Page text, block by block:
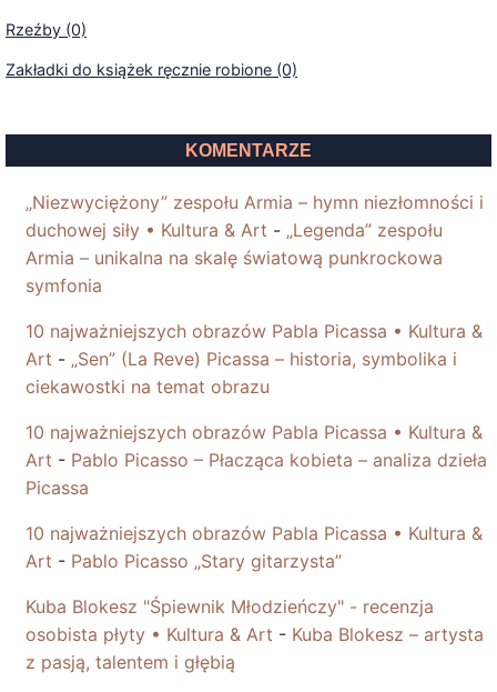
Rzeźby (0)
Zakładki do książek ręcznie robione (0)
KOMENTARZE
„Niezwyciężony” zespołu Armia – hymn niezłomności i
duchowej siły • Kultura & Art - „Legenda” zespołu
Armia – unikalna na skalę światową punkrockowa
symfonia
10 najważniejszych obrazów Pabla Picassa • Kultura &
Art - „Sen” (La Reve) Picassa – historia, symbolika i
ciekawostki na temat obrazu
10 najważniejszych obrazów Pabla Picassa • Kultura &
Art - Pablo Picasso – Płacząca kobieta – analiza dzieła
Picassa
10 najważniejszych obrazów Pabla Picassa • Kultura &
Art - Pablo Picasso „Stary gitarzysta”
Kuba Blokesz "Śpiewnik Młodzieńczy" - recenzja
osobista płyty • Kultura & Art - Kuba Blokesz – artysta
z pasją, talentem i głębią